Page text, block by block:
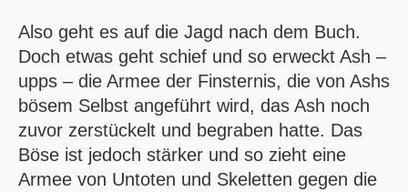
Also geht es auf die Jagd nach dem Buch.
Doch etwas geht schief und so erweckt Ash –
upps – die Armee der Finsternis, die von Ashs
bösem Selbst angeführt wird, das Ash noch
zuvor zerstückelt und begraben hatte. Das
Böse ist jedoch stärker und so zieht eine
Armee von Untoten und Skeletten gegen die